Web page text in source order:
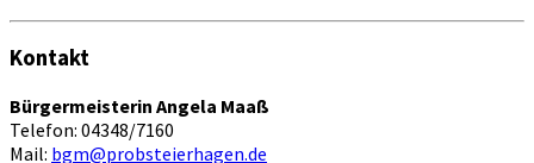
Kontakt
Bürgermeisterin Angela Maaß
Telefon: 04348/7160
Mail: bgm@probsteierhagen.de